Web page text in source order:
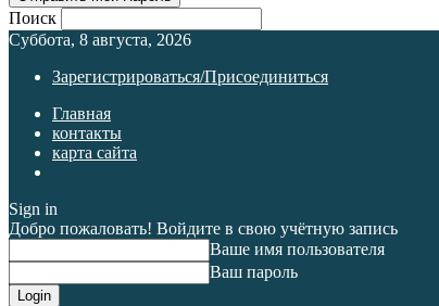
Поиск
Суббота, 8 августа, 2026
Зарегистрироваться/Присоединиться
Главная
контакты
карта сайта
Sign in
Добро пожаловать! Войдите в свою учётную запись
Ваше имя пользователя
Ваш пароль